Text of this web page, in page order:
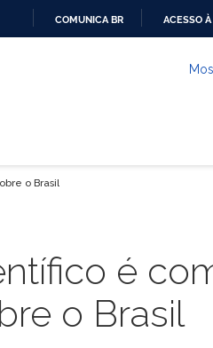
COMUNICA BR ACESSO
o Brasil
é
o Brasil